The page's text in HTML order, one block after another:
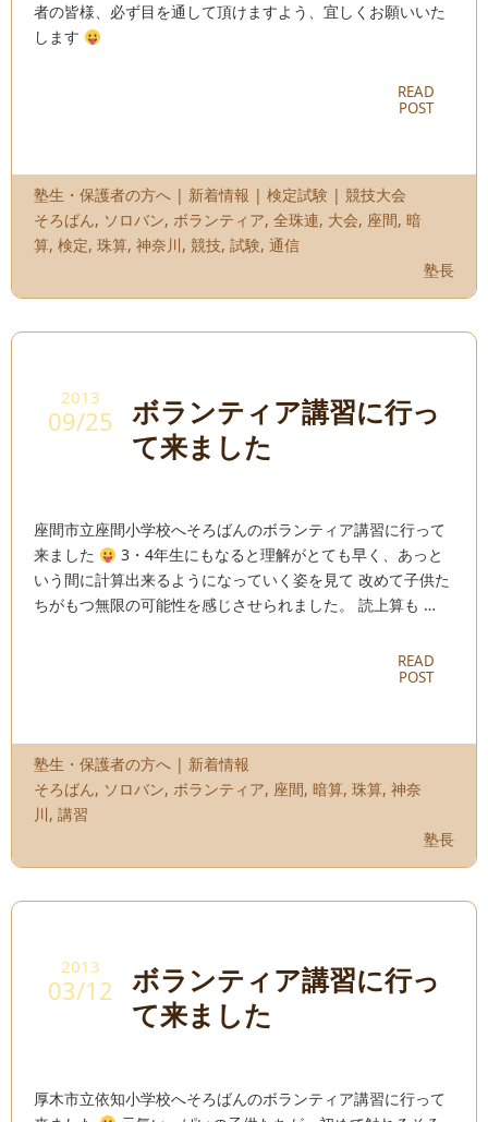
者の皆様、必ず目を通して頂けますよう、宜しくお願いいた
します
READ
POST
塾生・保護者の方へ | 新着情報 | 検定試験 | 競技大会
そろばん, ソロバン, ボランティア, 全珠連, 大会, 座間, 暗
算, 検定, 珠算, 神奈川, 競技, 試験, 通信
塾長
2013
09/25 ボランティア講習に行っ
て来ました
座間市立座間小学校へそろばんのボランティア講習に行って
来ました
3・4年生にもなると理解がとても早く、あっと
いう間に計算出来るようになっていく姿を見て 改めて子供た
ちがもつ無限の可能性を感じさせられました。 読上算も …
READ
POST
塾生・保護者の方へ | 新着情報
そろばん, ソロバン, ボランティア, 座間, 暗算, 珠算, 神奈
川, 講習
塾長
2013
03/12 ボランティア講習に行っ
て来ました
厚木市立依知小学校へそろばんのボランティア講習に行って